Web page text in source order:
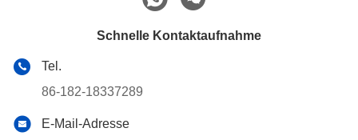
Schnelle Kontaktaufnahme
Tel.
86-182-18337289
E-Mail-Adresse